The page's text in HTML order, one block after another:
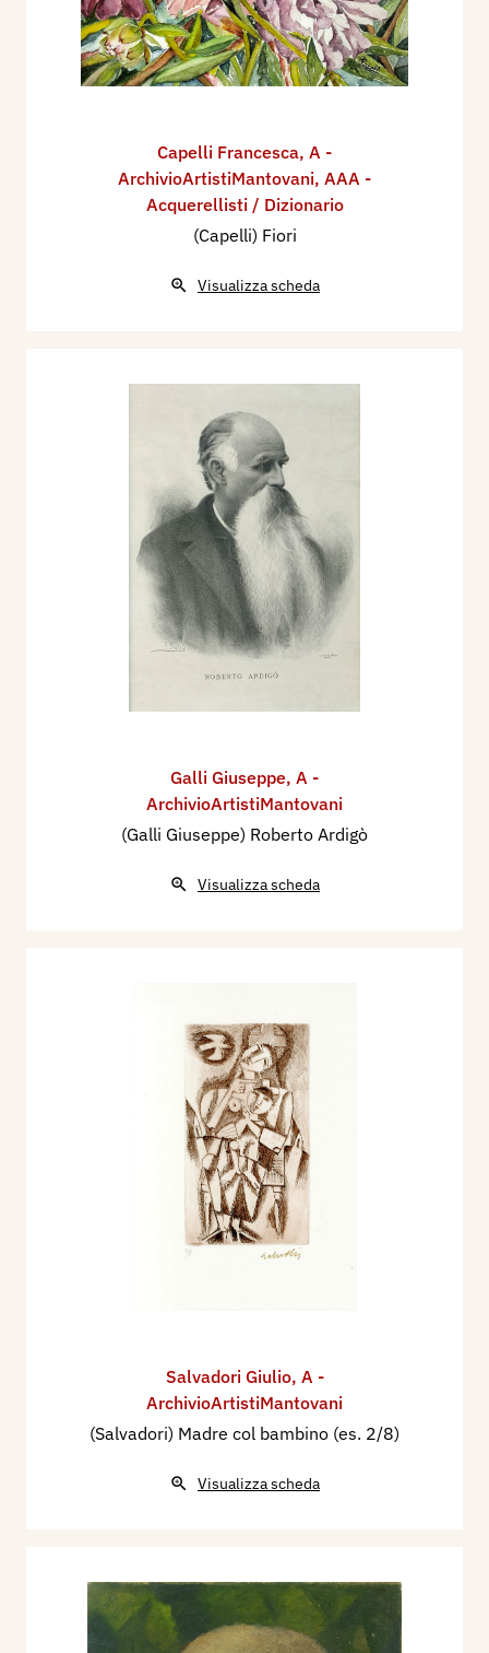
Capelli Francesca, A -
ArchivioArtistiMantovani, AAA -
Acquerellisti / Dizionario
(Capelli) Fiori
Visualizza scheda
Galli Giuseppe, A -
ArchivioArtistiMantovani
(Galli Giuseppe) Roberto Ardigò
Visualizza scheda
Salvadori Giulio, A -
ArchivioArtistiMantovani
(Salvadori) Madre col bambino (es. 2/8)
Visualizza scheda